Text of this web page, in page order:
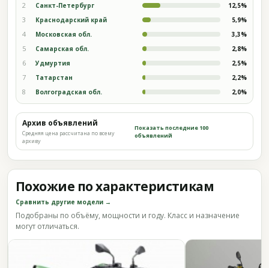
2 Санкт-Петербург 12,5%
3 Краснодарский край 5,9%
4 Московская обл. 3,3%
5 Самарская обл. 2,8%
6 Удмуртия 2,5%
7 Татарстан 2,2%
8 Волгоградская обл. 2,0%
Архив объявлений
Средняя цена рассчитана по всему
архиву
Показать последние 100
объявлений
Похожие по характеристикам
Сравнить другие модели →
Подобраны по объёму, мощности и году. Класс и назначение
могут отличаться.